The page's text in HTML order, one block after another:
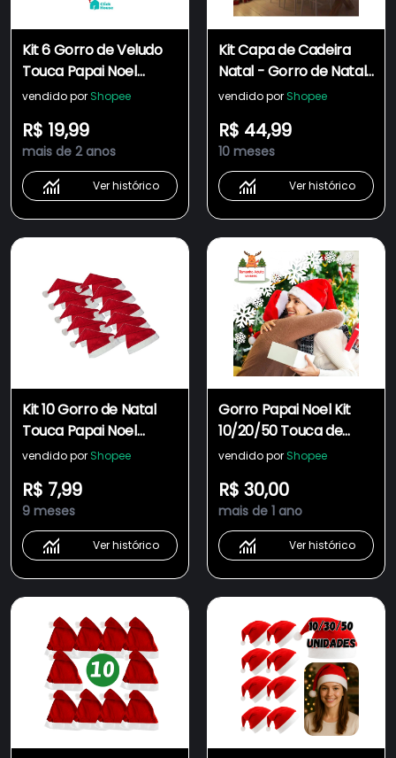
Kit 6 Gorro de Veludo
Touca Papai Noel
Decoração Enfeite
vendido por Shopee
R$ 19,99
mais de 2 anos
Ver histórico
Kit Capa de Cadeira
Natal - Gorro de Natal
- Decoração Natalina
vendido por Shopee
R$ 44,99
10 meses
Ver histórico
Kit 10 Gorro de Natal
Touca Papai Noel
Tradicional Vermelho
vendido por Shopee
R$ 7,99
9 meses
Ver histórico
Gorro Papai Noel Kit
10/20/50 Touca de
Natal Vermelho
Comemoração Natal
vendido por Shopee
R$ 30,00
mais de 1 ano
Ver histórico